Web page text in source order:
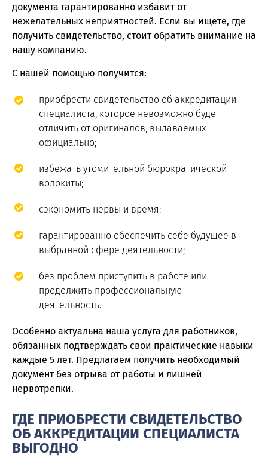
документа гарантированно избавит от
нежелательных неприятностей. Если вы ищете, где
получить свидетельство, стоит обратить внимание на
нашу компанию.
С нашей помощью получится:
приобрести свидетельство об аккредитации
специалиста, которое невозможно будет
отличить от оригиналов, выдаваемых
официально;
избежать утомительной бюрократической
волокиты;
сэкономить нервы и время;
гарантированно обеспечить себе будущее в
выбранной сфере деятельности;
без проблем приступить в работе или
продолжить профессиональную
деятельность.
Особенно актуальна наша услуга для работников,
обязанных подтверждать свои практические навыки
каждые 5 лет. Предлагаем получить необходимый
документ без отрыва от работы и лишней
нервотрепки.
ГДЕ ПРИОБРЕСТИ СВИДЕТЕЛЬСТВО
ОБ АККРЕДИТАЦИИ СПЕЦИАЛИСТА
ВЫГОДНО